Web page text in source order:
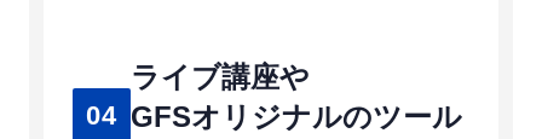
04
ライブ講座や
GFSオリジナルのツール